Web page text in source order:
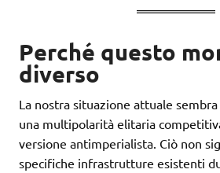
Perché questo
diverso
La nostra situazione attuale
una multipolarità elitaria
versione antimperialista. Ciò non
specifiche infrastrutture esistenti